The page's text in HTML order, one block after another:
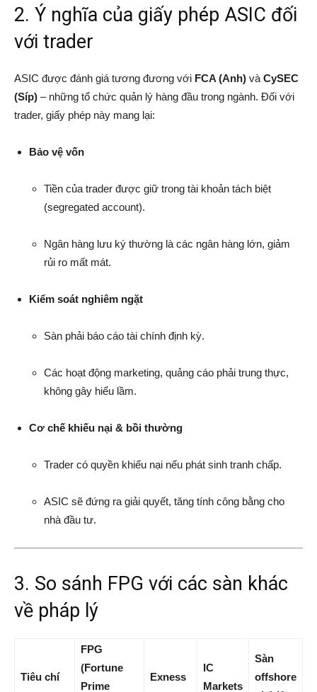
2. Ý nghĩa của giấy phép ASIC đối
với trader
ASIC được đánh giá tương đương với FCA (Anh) và CySEC
(Síp) – những tổ chức quản lý hàng đầu trong ngành. Đối với
trader, giấy phép này mang lại:
Bảo vệ vốn
Tiền của trader được giữ trong tài khoản tách biệt
(segregated account).
Ngân hàng lưu ký thường là các ngân hàng lớn, giảm
rủi ro mất mát.
Kiểm soát nghiêm ngặt
Sàn phải báo cáo tài chính định kỳ.
Các hoạt động marketing, quảng cáo phải trung thực,
không gây hiểu lầm.
Cơ chế khiếu nại & bồi thường
Trader có quyền khiếu nại nếu phát sinh tranh chấp.
ASIC sẽ đứng ra giải quyết, tăng tính công bằng cho
nhà đầu tư.
3. So sánh FPG với các sàn khác
về pháp lý
Tiêu chí
FPG
(Fortune
Prime
Exness
IC
Markets
Sàn
offshore